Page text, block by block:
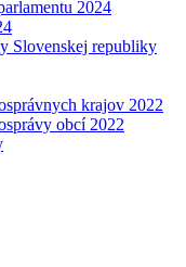
2024
Slovenskej republiky
krajov 2022
obcí 2022